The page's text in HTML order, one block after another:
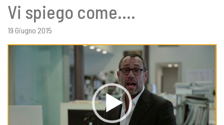
Vi spiego come….
19 Giugno 2015
Video